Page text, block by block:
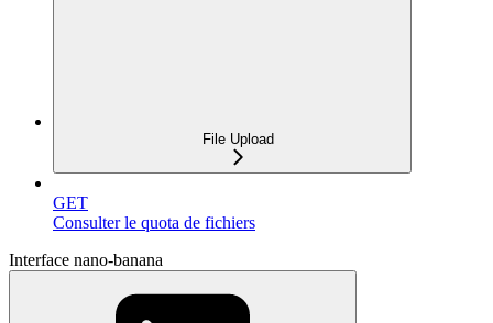
File Upload
GET
Consulter le quota de fichiers
Interface nano-banana